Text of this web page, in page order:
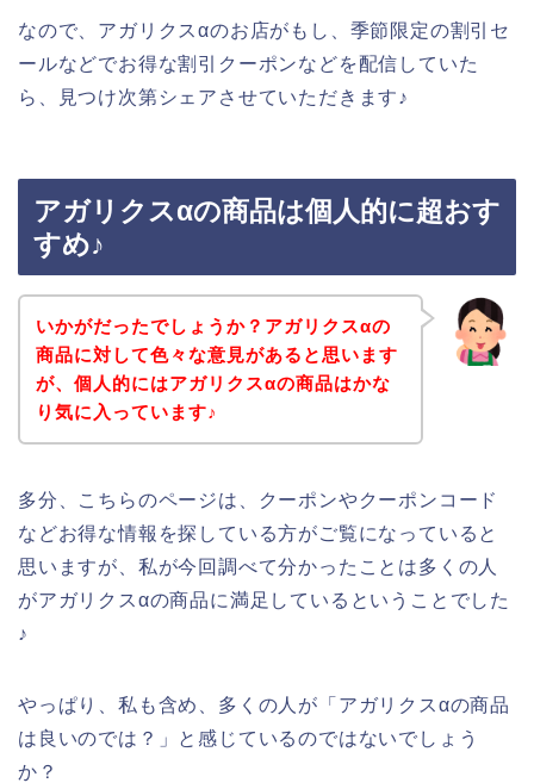
なので、アガリクスαのお店がもし、季節限定の割引セ
ールなどでお得な割引クーポンなどを配信していた
ら、見つけ次第シェアさせていただきます♪
アガリクスαの商品は個人的に超おす
すめ♪
いかがだったでしょうか？アガリクスαの
商品に対して色々な意見があると思います
が、個人的にはアガリクスαの商品はかな
り気に入っています♪
多分、こちらのページは、クーポンやクーポンコード
などお得な情報を探している方がご覧になっていると
思いますが、私が今回調べて分かったことは多くの人
がアガリクスαの商品に満足しているということでした
♪
やっぱり、私も含め、多くの人が「アガリクスαの商品
は良いのでは？」と感じているのではないでしょう
か？